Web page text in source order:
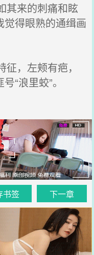
其来的刺痛和眩
得眼熟的通缉画
，左颊有疤，
“浪里蛟”。
书签 下一章